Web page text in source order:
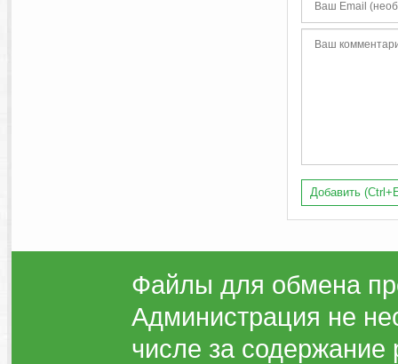
Добавить
Файлы для обмена
Администрация не
числе за